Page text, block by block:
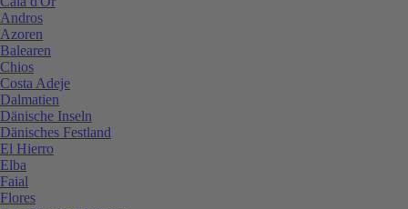
Andros
Azoren
Balearen
Chios
Costa Adeje
Dalmatien
Dänische Inseln
Dänisches Festland
El Hierro
Elba
Faial
Flores